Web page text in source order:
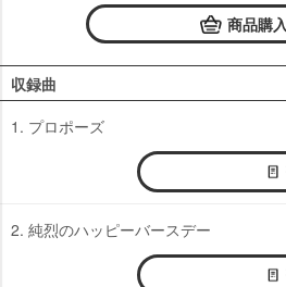
商品購入
収録曲
1. プロポーズ
2. 純烈のハッピーバースデー